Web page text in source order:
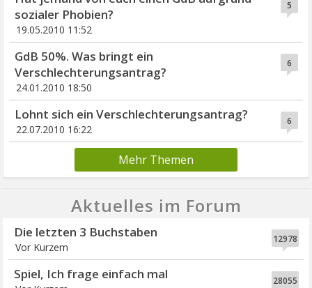
5
sozialer Phobien?
19.05.2010 11:52
6
GdB 50%. Was bringt ein
Verschlechterungsantrag?
24.01.2010 18:50
6
Lohnt sich ein Verschlechterungsantrag?
22.07.2010 16:22
Mehr Themen
Aktuelles im Forum
12978
Die letzten 3 Buchstaben
Vor Kurzem
28055
Spiel, Ich frage einfach mal